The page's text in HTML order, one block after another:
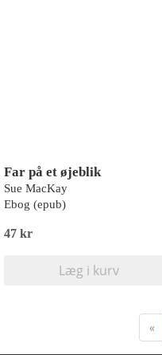
Far på et øjeblik
Sue MacKay
Ebog (epub)
47 kr
Læg i kurv
«